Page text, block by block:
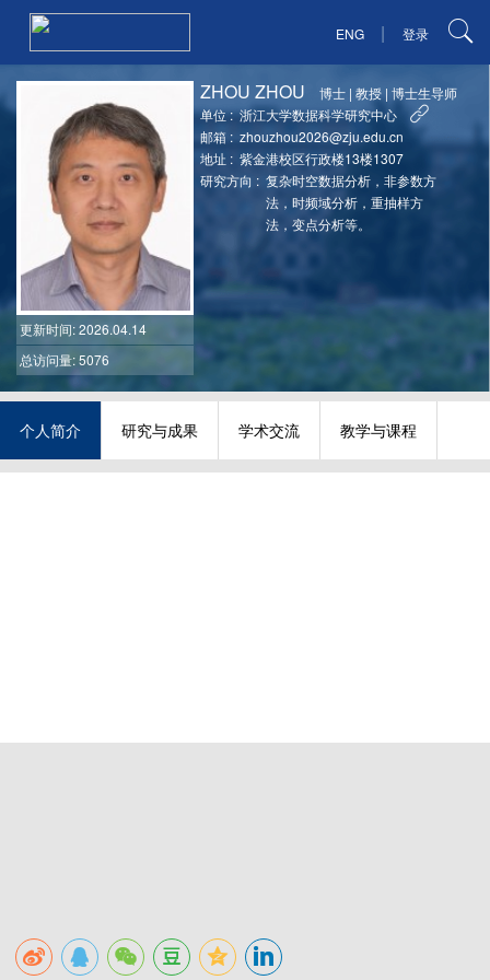
ENG | 登录
更新时间: 2026.04.14
总访问量: 5076
ZHOU ZHOU 博士 |教授 |博士生导师
单位 : 浙江大学数据科学研究中心
邮箱 : zhouzhou2026@zju.edu.cn
地址 : 紫金港校区行政楼13楼1307
研究方向 : 复杂时空数据分析，非参数方
法，时频域分析，重抽样方
法，变点分析等。
个人简介 研究与成果 学术交流 教学与课程